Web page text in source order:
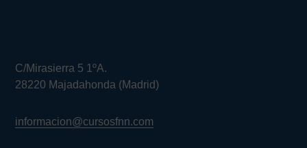
C/Mirasierra 5 1ºA.
28220 Majadahonda (Madrid)
informacion@cursosfnn.com